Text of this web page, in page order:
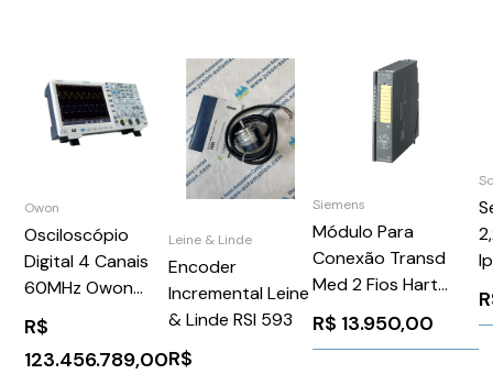
Owon
Osciloscópio
Digital 4 Canais
60MHz Owon
XDS3064E
R$
123.456.789,00
Leine & Linde
Encoder
Incremental Leine
& Linde RSI 593
R$
Siemens
Módulo Para
Conexão Transd
Med 2 Fios Hart
315Ma Siemens
6ES71387FA000AB0
R$ 13.950,00